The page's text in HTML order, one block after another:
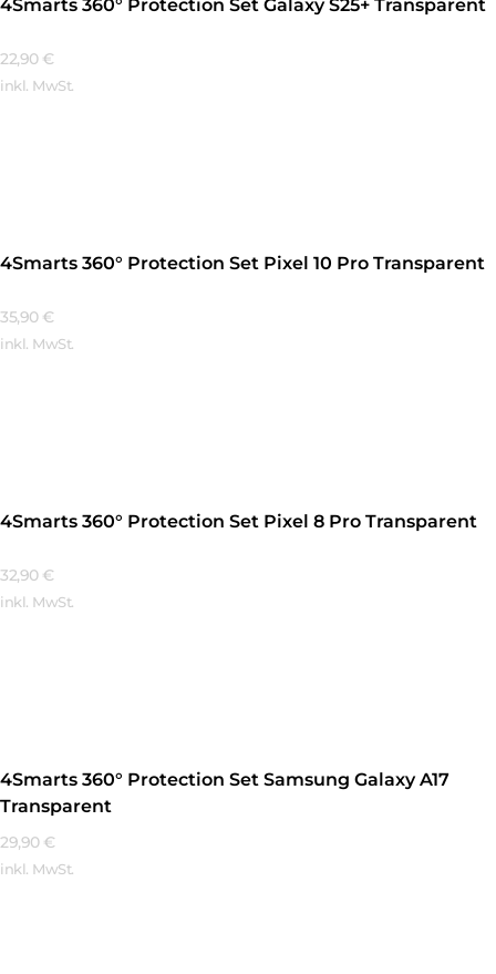
4Smarts 360° Protection Set Galaxy S25+ Transparent
22,90 €
inkl. MwSt.
4Smarts 360° Protection Set Pixel 10 Pro Transparent
35,90 €
inkl. MwSt.
4Smarts 360° Protection Set Pixel 8 Pro Transparent
32,90 €
inkl. MwSt.
4Smarts 360° Protection Set Samsung Galaxy A17
Transparent
29,90 €
inkl. MwSt.